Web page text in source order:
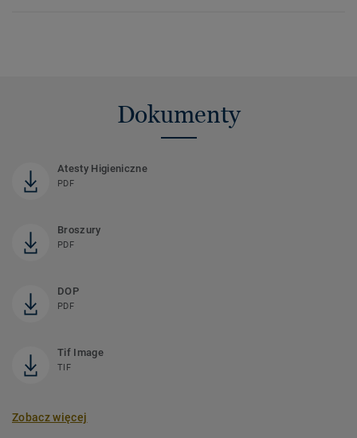
Dokumenty
Atesty Higieniczne
PDF
Broszury
PDF
DOP
PDF
Tif Image
TIF
Zobacz więcej